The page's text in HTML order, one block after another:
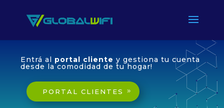
Entrá al portal cliente y gestiona tu cuenta
desde la comodidad de tu hogar!
PORTAL CLIENTES